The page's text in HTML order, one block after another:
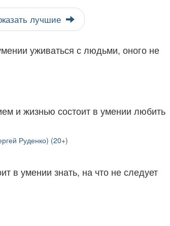
лучшие
уживаться с людьми, оного не
и жизнью состоит в умении любить
Руденко) (20+)
в умении знать, на что не следует